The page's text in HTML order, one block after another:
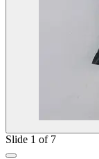
Slide 1 of 7